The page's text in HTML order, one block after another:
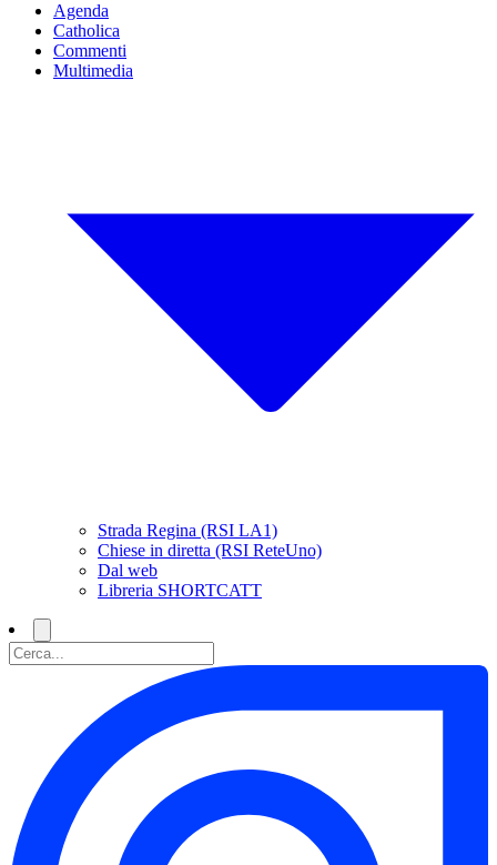
Agenda
Catholica
Commenti
Multimedia
Strada Regina (RSI LA1)
Chiese in diretta (RSI ReteUno)
Dal web
Libreria SHORTCATT